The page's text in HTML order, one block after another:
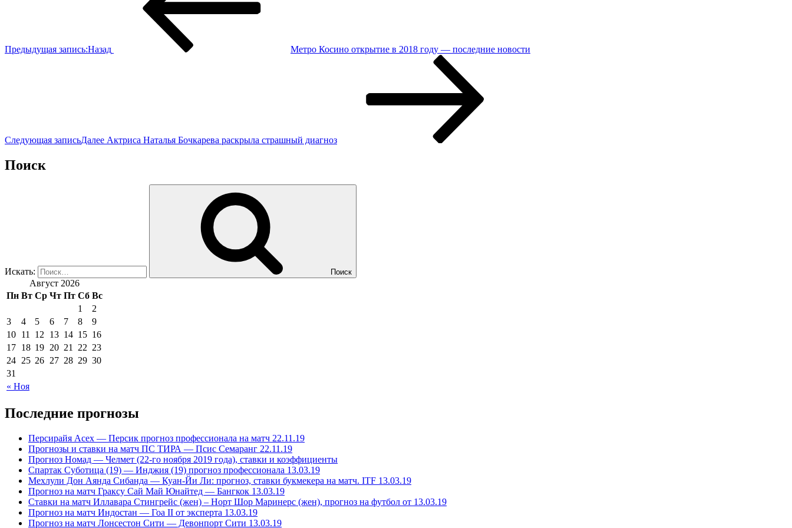
Предыдущая запись:Назад Метро Косино открытие в 2018 году — последние новости
Следующая записьДалее Актриса Наталья Бочкарева раскрыла страшный диагноз
Поиск
Искать: Поиск
Август 2026
Пн Вт Ср Чт Пт Сб Вс
« Ноя
1
2
3
4 5 6 7 8
9
10 11 12 13 14 15 16
17 18 19 20 21 22 23
24 25 26 27 28 29 30
31
Последние прогнозы
Персирайя Асех — Персик прогноз профессионала на матч 22.11.19
Прогнозы и ставки на матч ПС ТИРА — Псис Семаранг 22.11.19
Прогноз Номад — Челмет (22-го ноября 2019 года), ставки и коэффициенты
Спартак Суботица (19) — Инджия (19) прогноз профессионала 13.03.19
Мехлули Дон Аянда Сибанда — Куан-Йи Ли: прогноз, ставки букмекера на матч. ITF 13.03.19
Прогноз на матч Граксу Сай Май Юнайтед — Бангкок 13.03.19
Ставки на матч Иллавара Стингрейс (жен) – Норт Шор Маринерс (жен), прогноз на футбол от 13.03.19
Прогноз на матч Индостан — Гоа II от эксперта 13.03.19
Прогноз на матч Лонсестон Сити — Девонпорт Сити 13.03.19